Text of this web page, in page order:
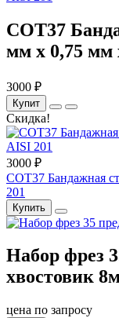
COT37
мм x 0,75 мм
3000 ₽
Купит
Скидка!
3000 ₽
COT37 Бандажная
201
Купить
Набор фрез
хвостовик
цена по запросу